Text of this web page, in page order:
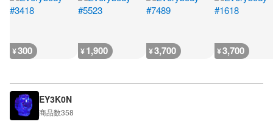
¥300 ¥1,900 ¥3,700 ¥3,700
EY3K0N
商品数358